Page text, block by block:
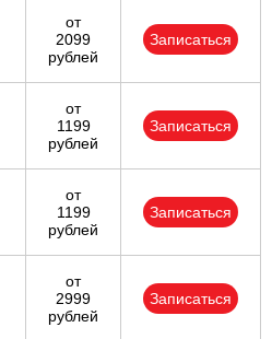
от
2099
рублей
Записаться
от
1199
рублей
Записаться
от
1199
рублей
Записаться
от
2999
рублей
Записаться